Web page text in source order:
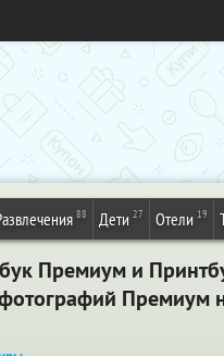
88 Дети 27 Отели 19
Премиум и
Премиум